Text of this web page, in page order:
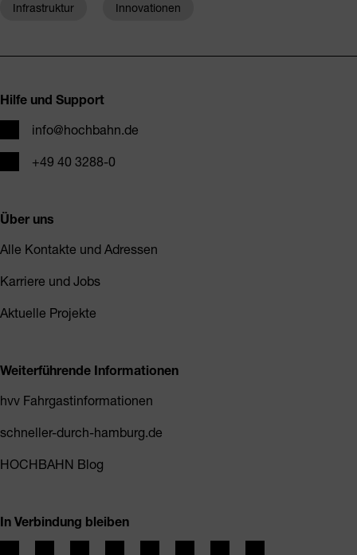
Infrastruktur Innovationen
Hilfe und Support
E-Mailinfo@hochbahn.de
Telefon+49 40 3288-0
Über uns
Alle Kontakte und Adressen
Karriere und Jobs
Aktuelle Projekte
Weiterführende Informationen
hvv Fahrgastinformationen
schneller-durch-hamburg.de
HOCHBAHN Blog
In Verbindung bleiben